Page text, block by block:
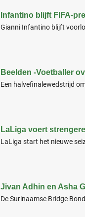
Infantino blijft FIFA-
Gianni Infantino blijft
Beelden -Voetballer
Een halvefinalewedstrijd
LaLiga voert
LaLiga start het nieuwe
Jivan Adhin en Asha
De Surinaamse Bridge